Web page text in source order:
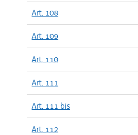
Art. 108
Art. 109
Art. 110
Art. 111
Art. 111 bis
Art. 112